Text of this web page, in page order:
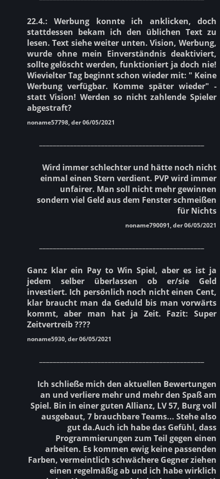
22.4.: Werbung konnte ich anklicken, doch
stattdessen bekam ich den üblichen Text zu
lesen. Text siehe weiter unten. Vision, Werbung,
wurde ohne mein Einverständnis deaktiviert,
sollte gelöscht werden, funktioniert ja doch nie!
Wievielter Tag beginnt schon wieder mit: " Keine
Werbung verfügbar. Komme später wieder" -
statt Vision! Werden so nicht zahlende Spieler
abgestraft?
noname57798, der 06/05/2021
Wird immer schlechter und hätte noch nicht
einmal einen Stern verdient. PVP wird immer
unfairer. Man soll nicht mehr gewinnen
sondern viel Geld aus dem Fenster schmeißen
für Nichts
noname790091, der 06/05/2021
Ganz klar ein Pay to Win Spiel, aber es ist ja
jedem selber überlassen ob er/sie Geld
investiert. Ich persönlich noch nicht einen Cent,
klar braucht man da Geduld bis man vorwärts
kommt, aber man hat ja Zeit. Fazit: Super
Zeitvertreib ????
noname5930, der 06/05/2021
Ich schließe mich den aktuellen Bewertungen
an und verliere mehr und mehr den Spaß am
Spiel. Bin in einer guten Allianz, LV 57, Burg voll
ausgebaut, 7 brauchbare Teams... Stehe also
gut da.Auch ich habe das Gefühl, dass
Programmierungen zum Teil gegen einen
arbeiten. Es kommen ewig keine passenden
Farben, vermeintlich schwächere Gegner ziehen
einen regelmäßig ab und ich habe wirklich